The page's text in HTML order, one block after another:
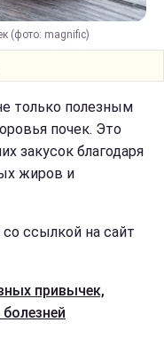
(фото: magnific)
только полезным
почек. Это
закусок благодаря
жиров и
со ссылкой на сайт
привычек,